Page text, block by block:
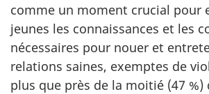
comme un moment crucial pour
jeunes les connaissances et les
nécessaires pour nouer et
relations saines, exemptes de
plus que près de la moitié (47 %)